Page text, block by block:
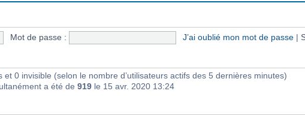
Mot de passe : J’ai oublié mon mot de passe |
et 0 invisible (selon le nombre d’utilisateurs actifs des 5 dernières minutes)
a été de 919 le 15 avr. 2020 13:24